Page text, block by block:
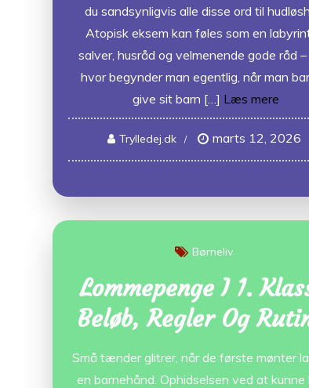
du sandsynligvis alle disse ord til
Atopisk eksem kan føles som en
salver, husråd og velmenende gode råd –
hvor begynder man egentlig, når man
give sit barn […] Læs mere
Trylledej.dk marts 12, 2026
Børneliv
Lommepenge I 1.
Beløb, Regler Og
Små tænder glitrer, når de første mønter
en barnehånd. Ophidselsen ved at kunne